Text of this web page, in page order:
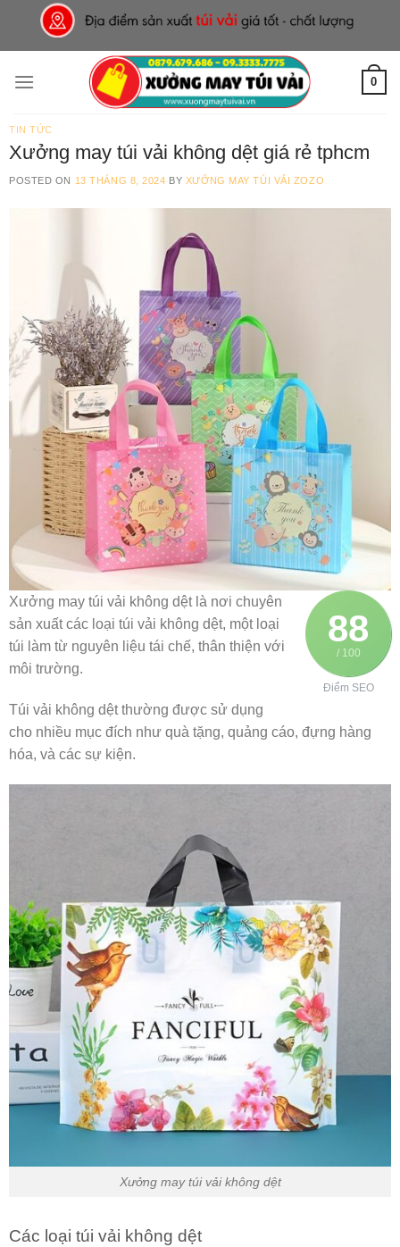
content
0
TIN TỨC
Xưởng may túi vải không dệt giá rẻ tphcm
POSTED ON 13 THÁNG 8, 2024 BY XƯỞNG MAY TÚI VẢI ZOZO
88
/ 100
Điểm SEO
Xưởng may túi vải không dệt là nơi chuyên
sản xuất các loại túi vải không dệt, một loại
túi làm từ nguyên liệu tái chế, thân thiện với
môi trường.
Túi vải không dệt thường được sử dụng
cho nhiều mục đích như quà tặng, quảng cáo, đựng hàng
hóa, và các sự kiện.
Xưởng may túi vải không dệt
Các loại túi vải không dệt